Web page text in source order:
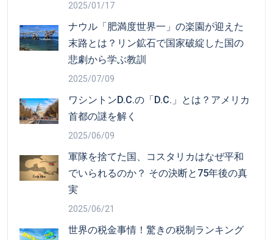
2025/01/17
ナウル「肥満度世界一」の楽園が迎えた
末路とは？リン鉱石で国家破綻した国の
悲劇から学ぶ教訓
2025/07/09
ワシントンD.C.の「D.C.」とは？アメリカ
首都の謎を解く
2025/06/09
軍隊を捨てた国、コスタリカはなぜ平和
でいられるのか？ その決断と75年後の真
実
2025/06/21
世界の税金事情！驚きの税制ランキング